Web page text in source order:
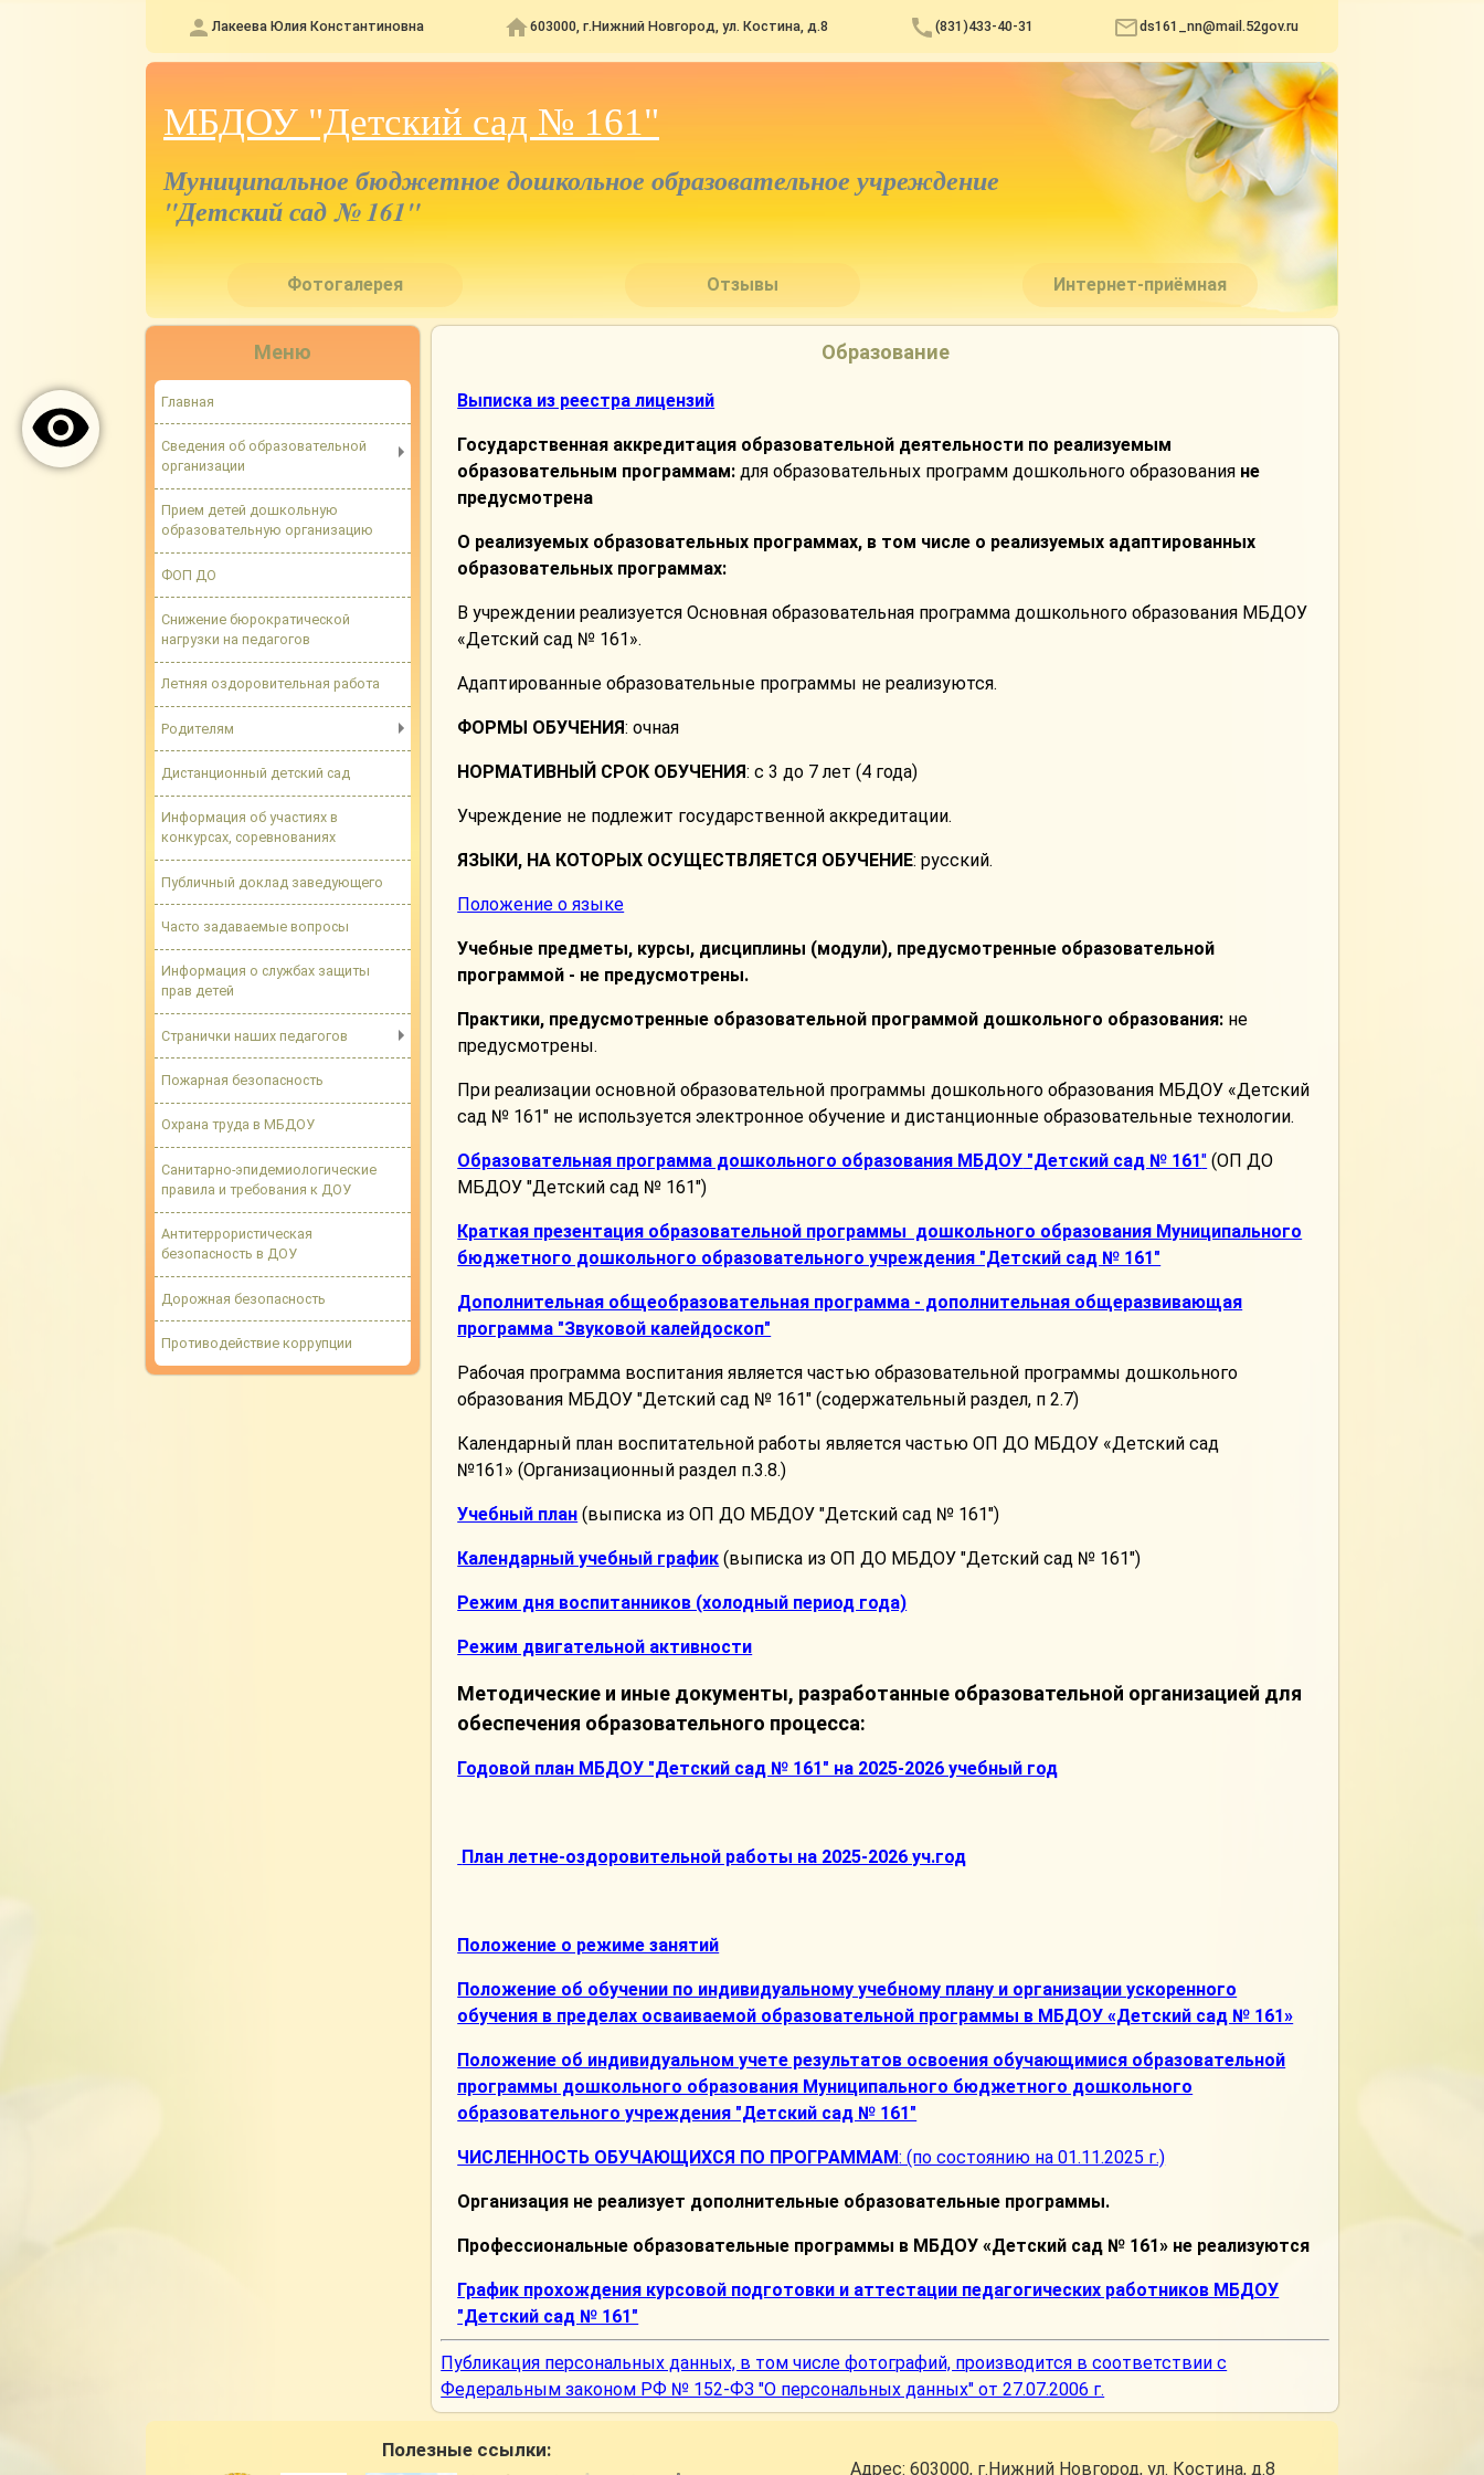
Лакеева Юлия Константиновна 603000, г.Нижний Новгород, ул. Костина, д.8 (831)433-40-31 ds161_nn@mail.52gov.ru
МБДОУ "Детский сад № 161"
Муниципальное бюджетное дошкольное образовательное учреждение
"Детский сад № 161"
Фотогалерея Отзывы Интернет-приёмная
Меню
Главная
Сведения об образовательной
организации
Прием детей дошкольную
образовательную организацию
ФОП ДО
Снижение бюрократической
нагрузки на педагогов
Летняя оздоровительная работа
Родителям
Дистанционный детский сад
Информация об участиях в
конкурсах, соревнованиях
Публичный доклад заведующего
Часто задаваемые вопросы
Информация о службах защиты
прав детей
Странички наших педагогов
Пожарная безопасность
Охрана труда в МБДОУ
Санитарно-эпидемиологические
правила и требования к ДОУ
Антитеррористическая
безопасность в ДОУ
Дорожная безопасность
Противодействие коррупции
Образование
Выписка из реестра лицензий
Государственная аккредитация образовательной деятельности по реализуемым
образовательным программам:для образовательных программ дошкольного образования не
предусмотрена
О реализуемых образовательных программах, в том числе о реализуемых адаптированных
образовательных программах:
В учреждении реализуется Основная образовательная программа дошкольного образования МБДОУ
«Детский сад № 161».
Адаптированные образовательные программы не реализуются.
ФОРМЫ ОБУЧЕНИЯ: очная
НОРМАТИВНЫЙ СРОК ОБУЧЕНИЯ: с 3 до 7 лет (4 года)
Учреждение не подлежит государственной аккредитации.
ЯЗЫКИ, НА КОТОРЫХ ОСУЩЕСТВЛЯЕТСЯ ОБУЧЕНИЕ: русский.
Положение о языке
Учебные предметы, курсы, дисциплины (модули), предусмотренные образовательной
программой - не предусмотрены.
Практики, предусмотренные образовательной программой дошкольного образования: не
предусмотрены.
При реализации основной образовательной программы дошкольного образования МБДОУ «Детский
сад № 161" не используется электронное обучение и дистанционные образовательные технологии.
Образовательная программа дошкольного образования МБДОУ "Детский сад № 161" (ОП ДО
МБДОУ "Детский сад № 161")
Краткая презентация образовательной программы дошкольного образования Муниципального
бюджетного дошкольного образовательного учреждения "Детский сад № 161"
Дополнительная общеобразовательная программа - дополнительная общеразвивающая
программа "Звуковой калейдоскоп"
Рабочая программа воспитания является частью образовательной программы дошкольного
образования МБДОУ "Детский сад № 161" (содержательный раздел, п 2.7)
Календарный план воспитательной работы является частью ОП ДО МБДОУ «Детский сад
№161» (Организационный раздел п.3.8.)
Учебный план (выписка из ОП ДО МБДОУ "Детский сад № 161")
Календарный учебный график (выписка из ОП ДО МБДОУ "Детский сад № 161")
Режим дня воспитанников (холодный период года)
Режим двигательной активности
Методические и иные документы, разработанные образовательной организацией для
обеспечения образовательного процесса:
Годовой план МБДОУ "Детский сад № 161" на 2025-2026 учебный год
План летне-оздоровительной работы на 2025-2026 уч.год
Положение о режиме занятий
Положение об обучении по индивидуальному учебному плану и организации ускоренного
обучения в пределах осваиваемой образовательной программы в МБДОУ «Детский сад № 161»
Положение об индивидуальном учете результатов освоения обучающимися образовательной
программы дошкольного образования Муниципального бюджетного дошкольного
образовательного учреждения "Детский сад № 161"
ЧИСЛЕННОСТЬ ОБУЧАЮЩИХСЯ ПО ПРОГРАММАМ: (по состоянию на 01.11.2025 г.)
Организация не реализует дополнительные образовательные программы.
Профессиональные образовательные программы в МБДОУ «Детский сад № 161» не реализуются
График прохождения курсовой подготовки и аттестации педагогических работников МБДОУ
"Детский сад № 161"
Публикация персональных данных, в том числе фотографий, производится в соответствии с
Федеральным законом РФ № 152-ФЗ "О персональных данных" от 27.07.2006 г.
Полезные ссылки:
Адрес:603000, г.Нижний Новгород, ул. Костина, д.8